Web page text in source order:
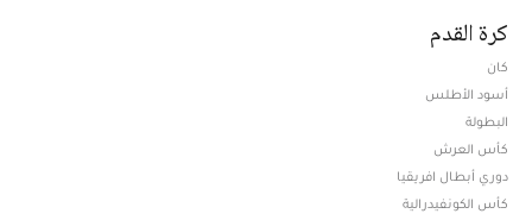
كرة القدم
كان
أسود الأطلس
البطولة
كأس العرش
دوري أبطال افريقيا
كأس الكونفيدرالية